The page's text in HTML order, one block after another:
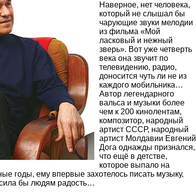
Наверное, нет человека,
который не слышал бы
чарующие звуки мелодии
из фильма «Мой
ласковый и нежный
зверь». Вот уже четверть
века она звучит по
телевидению, радио,
доносится чуть ли не из
каждого мобильника…
Автор легендарного
вальса и музыки более
чем к 200 кинолентам,
композитор, народный
артист СССР, народный
артист Молдавии Евгений
Дога однажды признался,
что ещё в детстве,
которое выпало на
годы, ему впервые захотелось писать музыку,
бы людям радость…